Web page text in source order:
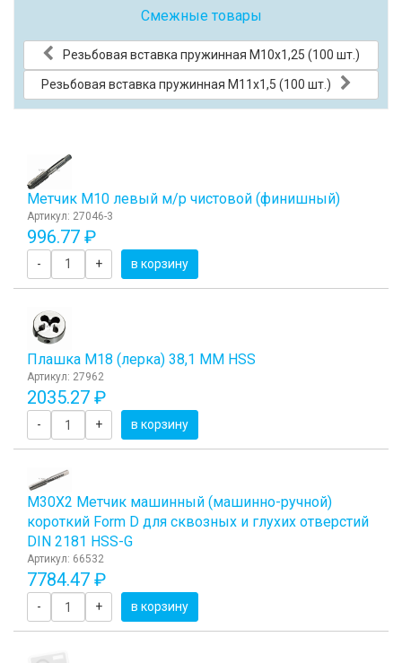
Смежные товары
Резьбовая вставка пружинная M10x1,25 (100 шт.)
Резьбовая вставка пружинная M11x1,5 (100 шт.)
Метчик М10 левый м/р чистовой (финишный)
Артикул: 27046-3
996.77 ₽
- + в корзину
Плашка М18 (лерка) 38,1 ММ HSS
Артикул: 27962
2035.27 ₽
- + в корзину
М30Х2 Метчик машинный (машинно-ручной)
короткий Form D для сквозных и глухих отверстий
DIN 2181 HSS-G
Артикул: 66532
7784.47 ₽
- + в корзину